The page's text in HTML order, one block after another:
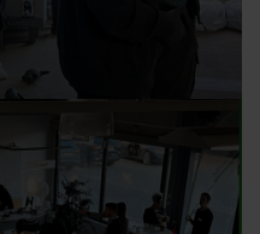
BOYS DAY 2023